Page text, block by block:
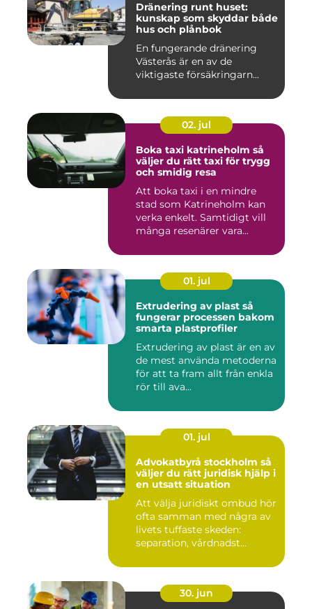
Dränering runt huset:
kunskap som skyddar både
hus och plånbok
En fungerande dränering
Västerås är en av de
viktigaste försäkringarn...
02. jul
Boka taxi katrineholm så
väljer du rätt taxi för trygg
och smidig resa
Att boka taxi i en mindre
stad som Katrineholm kan
verka enkelt. Samtidigt vill
många resenärer vara...
01. jul
Extrudering av plast så
fungerar processen bakom
smarta plastprofiler
Extrudering av plast är en av
de mest använda metoderna
för att ta fram allt från enkla
rör till ava...
01. jul
Advokatbyrå stockholm så
väljer du rätt juridisk hjälp i
en utsatt situation
Att välja juridiskt ombud hör
ofta samman med några av
livets tuffaste skeden:
separation, vårdnadst...
30. jun